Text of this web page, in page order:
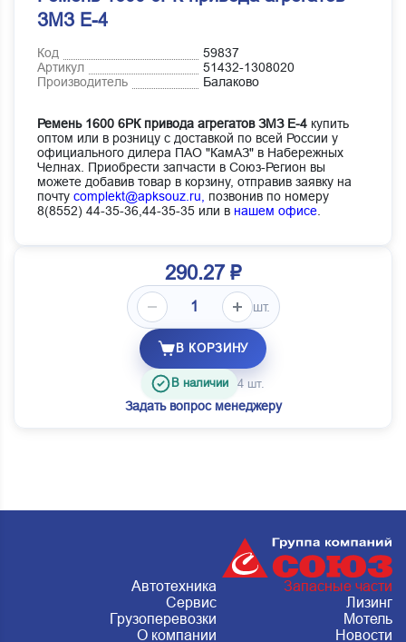
ЗМЗ Е-4
Код
59837
Артикул
51432-1308020
Производитель
Балаково
Ремень 1600 6РК привода агрегатов ЗМЗ Е-4 купить
оптом или в розницу с доставкой по всей России у
официального дилера ПАО "КамАЗ" в Набережных
Челнах. Приобрести запчасти в Союз-Регион вы
можете добавив товар в корзину, отправив заявку на
почту complekt@apksouz.ru,
позвонив по номеру
8(8552) 44-35-36,44-35-35 или в нашем офисе
290.27 ₽
шт.
В КОРЗИНУ
В наличии 4 шт.
Задать вопрос менеджеру
Автотехника
Запасные части
Сервис
Лизинг
Грузоперевозки
Мотель
О компании
Новости